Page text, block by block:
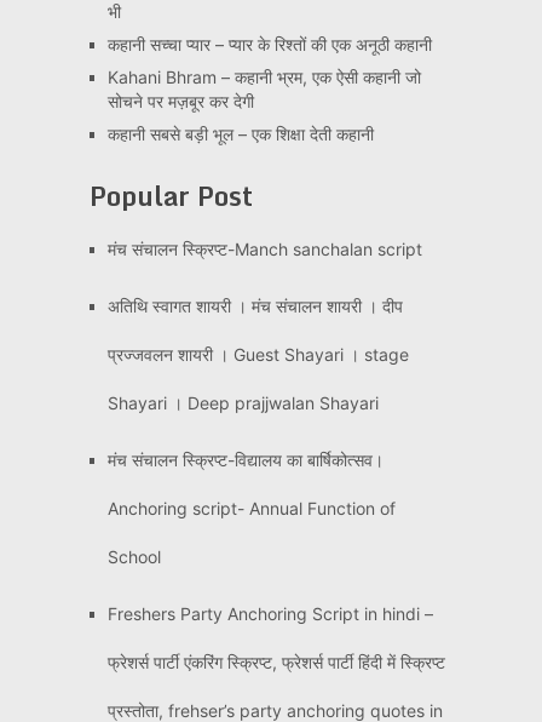
भी
कहानी सच्चा प्यार – प्यार के रिश्तों की एक अनूठी कहानी
Kahani Bhram – कहानी भ्रम, एक ऐसी कहानी जो
सोचने पर मज़बूर कर देगी
कहानी सबसे बड़ी भूल – एक शिक्षा देती कहानी
Popular Post
मंच संचालन स्क्रिप्ट-Manch sanchalan script
अतिथि स्वागत शायरी । मंच संचालन शायरी । दीप
प्रज्जवलन शायरी । Guest Shayari । stage
Shayari । Deep prajjwalan Shayari
मंच संचालन स्क्रिप्ट-विद्यालय का बार्षिकोत्सव।
Anchoring script- Annual Function of
School
Freshers Party Anchoring Script in hindi –
फ्रेशर्स पार्टी एंकरिंग स्क्रिप्ट, फ्रेशर्स पार्टी हिंदी में स्क्रिप्ट
प्रस्तोता, frehser’s party anchoring quotes in